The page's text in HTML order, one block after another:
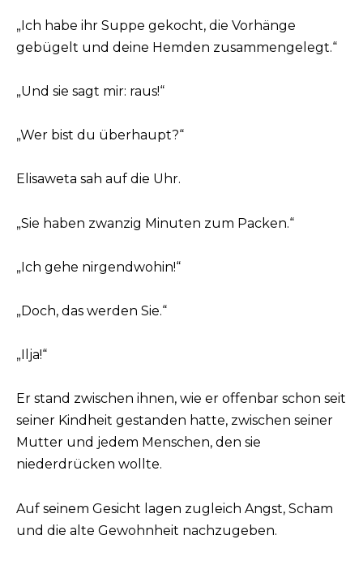
„Ich habe ihr Suppe gekocht, die Vorhänge
gebügelt und deine Hemden zusammengelegt.“
„Und sie sagt mir: raus!“
„Wer bist du überhaupt?“
Elisaweta sah auf die Uhr.
„Sie haben zwanzig Minuten zum Packen.“
„Ich gehe nirgendwohin!“
„Doch, das werden Sie.“
„Ilja!“
Er stand zwischen ihnen, wie er offenbar schon seit
seiner Kindheit gestanden hatte, zwischen seiner
Mutter und jedem Menschen, den sie
niederdrücken wollte.
Auf seinem Gesicht lagen zugleich Angst, Scham
und die alte Gewohnheit nachzugeben.